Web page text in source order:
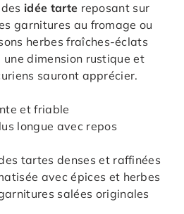
idée tarte reposant sur
garnitures au fromage ou
herbes fraîches-éclats
dimension rustique et
sauront apprécier.
et friable
longue avec repos
tartes denses et raffinées
avec épices et herbes
salées originales